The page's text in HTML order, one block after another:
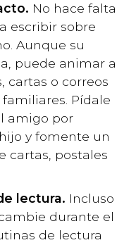
No hace falta
escribir sobre
Aunque su
puede animar a
cartas o correos
Pídale
amigo por
y fomente un
cartas, postales
lectura. Incluso
durante el
de lectura